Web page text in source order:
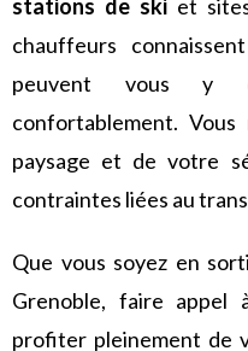
stations de ski et
chauffeurs
peuvent vous y
confortablement. Vous
paysage et de votre
contraintes liées au
Que vous soyez en
Grenoble, faire
profiter pleinement de